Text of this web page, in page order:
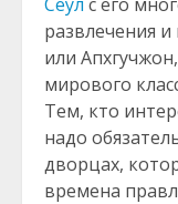
развлечения
или
мирового
Тем, кто
надо
дворцах,
времена